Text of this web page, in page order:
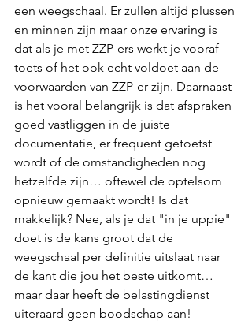
een weegschaal. Er zullen altijd plussen
en minnen zijn maar onze ervaring is
dat als je met ZZP-ers werkt je vooraf
toets of het ook echt voldoet aan de
voorwaarden van ZZP-er zijn. Daarnaast
is het vooral belangrijk is dat afspraken
goed vastliggen in de juiste
documentatie, er frequent getoetst
wordt of de omstandigheden nog
hetzelfde zijn… oftewel de optelsom
opnieuw gemaakt wordt! Is dat
makkelijk? Nee, als je dat "in je uppie"
doet is de kans groot dat de
weegschaal per definitie uitslaat naar
de kant die jou het beste uitkomt…
maar daar heeft de belastingdienst
uiteraard geen boodschap aan!